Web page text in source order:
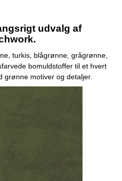
udvalg af
turkis, blågrønne, grågrønne,
bomuldstoffer til et hvert
grønne motiver og detaljer.